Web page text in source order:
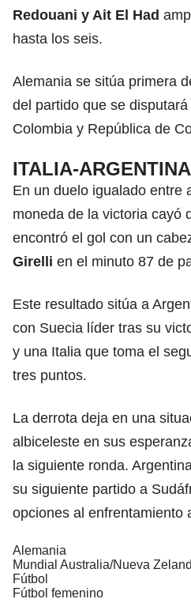
Redouani y Ait El Had
hasta los seis.
Alemania se sitúa primera
del partido que se
Colombia y República de
ITALIA-ARGENTINA
En un duelo igualado entre
moneda de la victoria cayó
encontró el gol con un
Girelli en el minuto 87 de
Este resultado sitúa a
con Suecia líder tras su
y una Italia que toma el
tres puntos.
La derrota deja en una
albiceleste en sus
la siguiente ronda.
su siguiente partido a
opciones al enfrentamiento
Alemania
Mundial Australia/Nueva
Fútbol
Fútbol femenino